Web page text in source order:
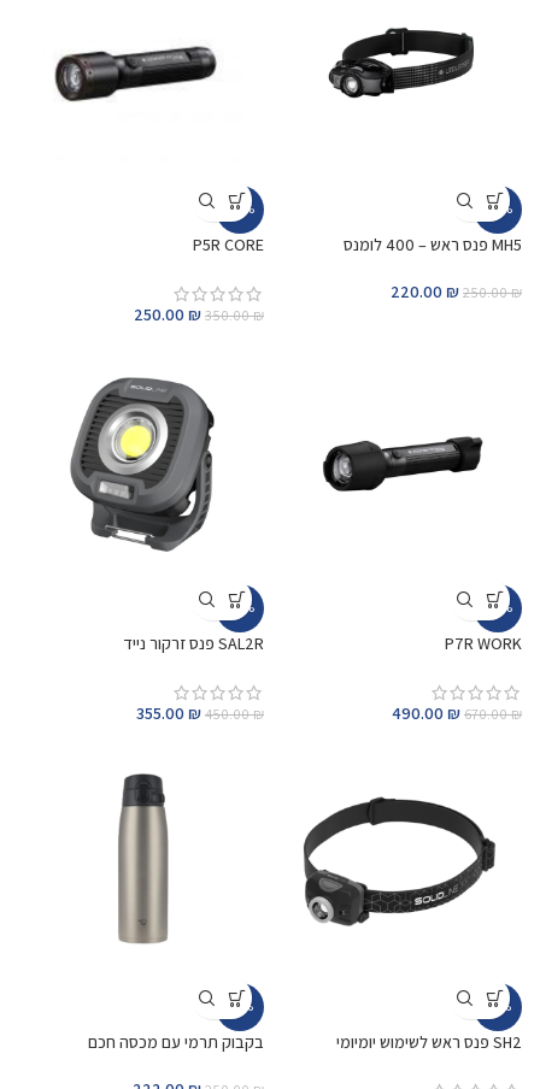
-12%
MH5 פנס ראש – 400 לומנס
250.00₪
220.00 ₪
-29%
P5R CORE
350.00₪
250.00 ₪
-27%
P7R WORK
670.00₪
490.00 ₪
-21%
SAL2R פנס זרקור נייד
450.00₪
355.00 ₪
-13%
SH2 פנס ראש לשימוש יומיומי
-11%
בקבוק תרמי עם מכסה חכם